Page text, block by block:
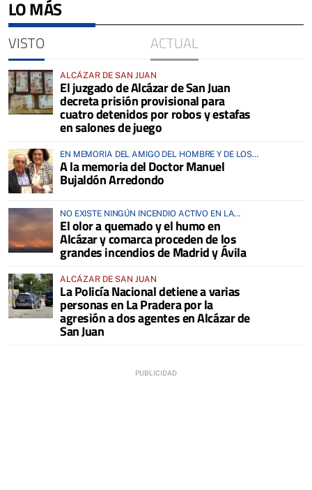
LO MÁS
VISTO ACTUAL
ALCÁZAR DE SAN JUAN
El juzgado de Alcázar de San Juan
decreta prisión provisional para
cuatro detenidos por robos y estafas
en salones de juego
EN MEMORIA DEL AMIGO DEL HOMBRE Y DE LOS
ANIMALES
A la memoria del Doctor Manuel
Bujaldón Arredondo
NO EXISTE NINGÚN INCENDIO ACTIVO EN LA
COMARCA
El olor a quemado y el humo en
Alcázar y comarca proceden de los
grandes incendios de Madrid y Ávila
ALCÁZAR DE SAN JUAN
La Policía Nacional detiene a varias
personas en La Pradera por la
agresión a dos agentes en Alcázar de
San Juan